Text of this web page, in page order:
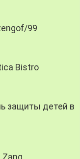
99
Bistro
защиты детей в